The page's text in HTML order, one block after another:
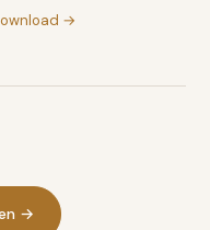
→
→